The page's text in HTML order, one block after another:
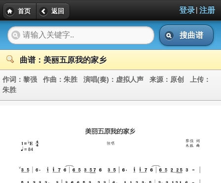
首页 返回 登录| 注册
搜曲谱
曲谱：美丽五原我的家乡
作词： 黎强 作曲： 朱胜 演唱(奏)： 虚拟人声 来源： 原创 上传：
朱胜